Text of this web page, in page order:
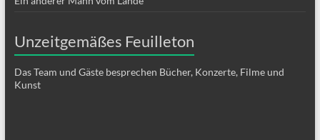
Unzeitgemäßes Feuilleton
Das Team und Gäste besprechen Bücher, Konzerte, Filme und
Kunst